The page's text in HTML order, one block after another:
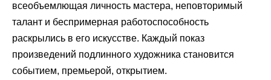
всеобъемлющая личность мастера, неповторимый
талант и беспримерная работоспособность
раскрылись в его искусстве. Каждый показ
произведений подлинного художника становится
событием, премьерой, открытием.